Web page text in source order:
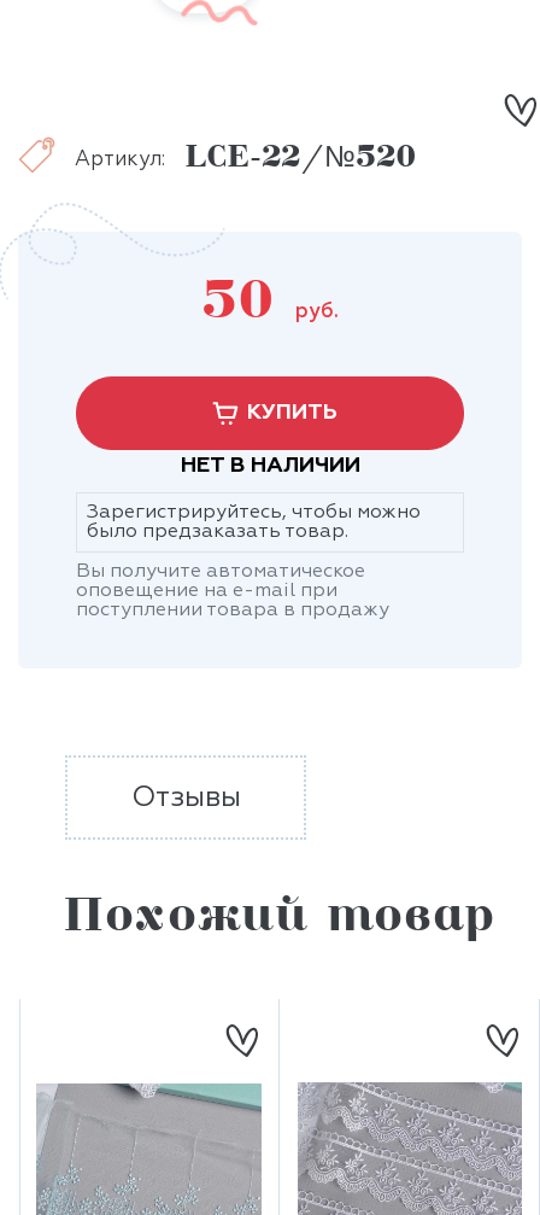
Артикул: LCE-22/№520
50 руб.
КУПИТЬ
НЕТ В НАЛИЧИИ
Зарегистрируйтесь, чтобы можно
было предзаказать товар.
Вы получите автоматическое
оповещение на e-mail при
поступлении товара в продажу
Отзывы
Похожий товар